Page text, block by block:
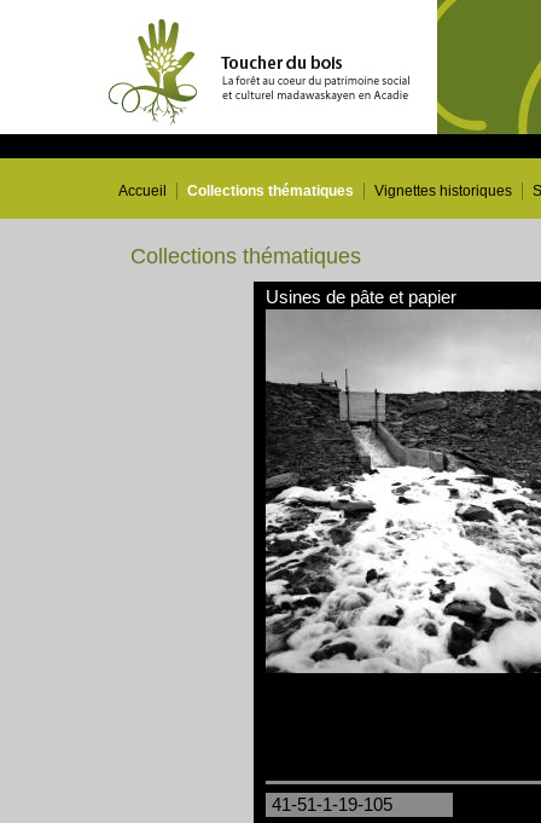
Accueil Collections thématiques Vignettes historiques
Collections thématiques
Usines de pâte et papier
41-51-1-19-105